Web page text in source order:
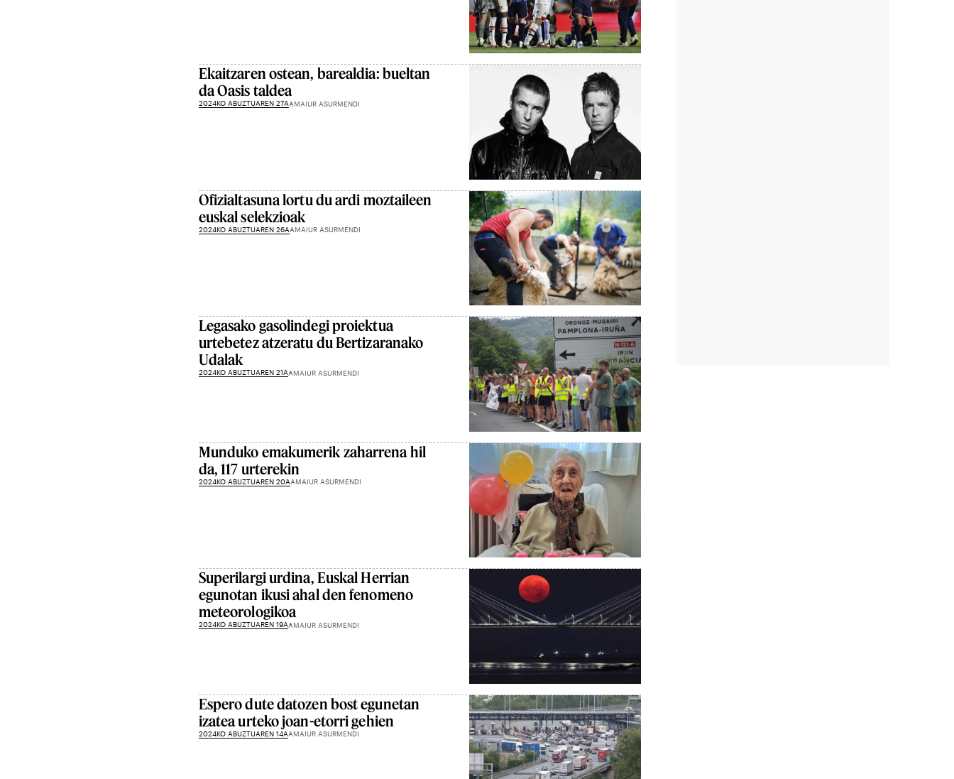
Ekaitzaren ostean, barealdia: bueltan
da Oasis taldea
2024KO ABUZTUAREN 27AAMAIUR ASURMENDI
Ofizialtasuna lortu du ardi moztaileen
euskal selekzioak
2024KO ABUZTUAREN 26AAMAIUR ASURMENDI
Legasako gasolindegi proiektua
urtebetez atzeratu du Bertizaranako
Udalak
2024KO ABUZTUAREN 21AAMAIUR ASURMENDI
Munduko emakumerik zaharrena hil
da, 117 urterekin
2024KO ABUZTUAREN 20AAMAIUR ASURMENDI
Superilargi urdina, Euskal Herrian
egunotan ikusi ahal den fenomeno
meteorologikoa
2024KO ABUZTUAREN 19AAMAIUR ASURMENDI
Espero dute datozen bost egunetan
izatea urteko joan-etorri gehien
2024KO ABUZTUAREN 14AAMAIUR ASURMENDI